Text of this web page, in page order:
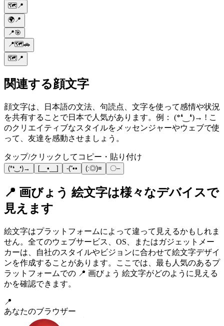
🗺️📍
🌍📍
📍🎯
📍🗺️🚗
🗺️📍
関連する顔文字
顔文字は、日本語の文法、句読点、文字を使って感情や状況
を共有することで日本で人気があります。例： (*❛‿❛)→ ! こ
のクリエイティブなスタイルをメッセンジャーやウェブで使
って、友達を感動させましょう。
タップ/クリックしてコピー・貼り付け
(*❛‿❛)→ [__•__] -(“•• (:◎)≡ 〇–
📍 画びょう 絵文字は様々なデバイスで
見えます
絵文字はプラットフォームによって違って見えるかもしれま
せん。全てのウェブサービス、OS、またはガジェットメー
カーは、自社のスタイルやビジョンに合わせて絵文字デザイ
ンを作成することがあります。ここでは、最も人気のあるプ
ラットフォームでの 📍 画びょう 絵文字がどのように見える
かを確認できます。
📍
あなたのブラウザー